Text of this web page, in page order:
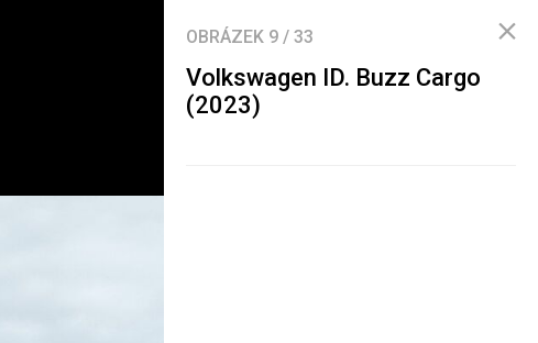
OBRÁZEK 9 / 33
Volkswagen ID. Buzz Cargo
(2023)